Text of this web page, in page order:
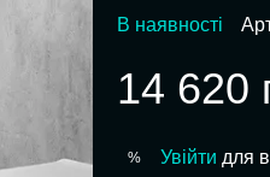
В наявності
14 620
% Увійти для